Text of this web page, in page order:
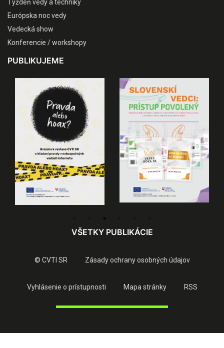
Týždeň vedy a techniky
Európska noc vedy
Vedecká show
Konferencie / workshopy
PUBLIKUJEME
VŠETKY PUBLIKÁCIE
© CVTI SR Zásady ochrany osobných údajov
Vyhlásenie o prístupnosti Mapa stránky RSS